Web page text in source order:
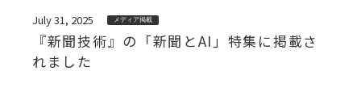
July 31, 2025 メディア掲載
『新聞技術』の「新聞とAI」特集に掲載さ
れました